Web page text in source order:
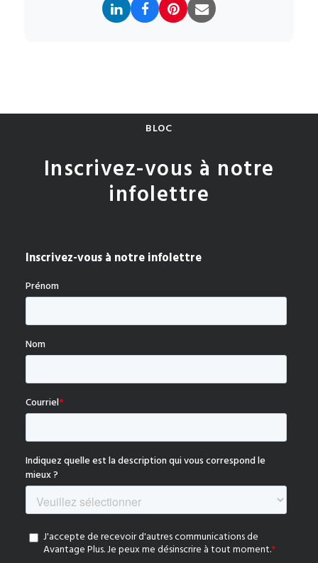
BLOC
Inscrivez-vous à notre
infolettre